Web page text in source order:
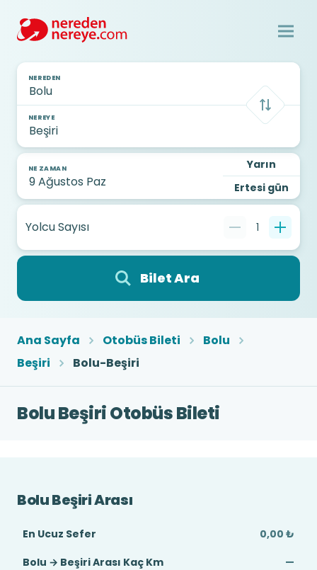
NEREDEN
NEREYE
NE ZAMAN
Yarın
Ertesi gün
Yolcu Sayısı 1
Bilet Ara
Ana Sayfa Otobüs Bileti
Bolu
Beşiri
Bolu-Beşiri
Bolu Beşiri Otobüs Bileti
Bolu Beşiri Arası
En Ucuz Sefer
0,00 ₺
Bolu → Beşiri Arası Kaç Km
—